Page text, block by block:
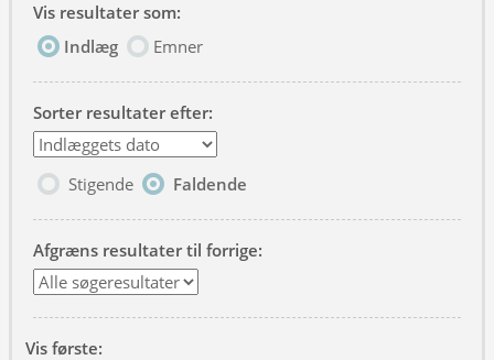
Vis resultater som:
Indlæg
Emner
Sorter resultater efter:
Stigende Faldende
Afgræns resultater til forrige:
Vis første: